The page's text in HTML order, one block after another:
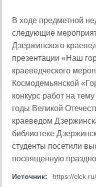
В ходе предметной
следующие
Дзержинского
презентации «Наш
краеведческого
Космодемьянской
конкурс работ на
годы Великой
краеведом
библиотеке
студенты посетили
посвященную
Источник: https://